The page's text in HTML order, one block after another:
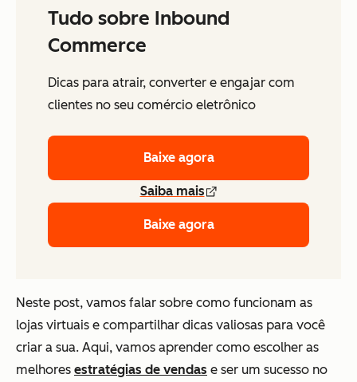
Tudo sobre Inbound
Commerce
Dicas para atrair, converter e engajar com
clientes no seu comércio eletrônico
Baixe agora
Saiba mais
Baixe agora
Neste post, vamos falar sobre como funcionam as
lojas virtuais e compartilhar dicas valiosas para você
criar a sua. Aqui, vamos aprender como escolher as
melhores estratégias de vendas e ser um sucesso no